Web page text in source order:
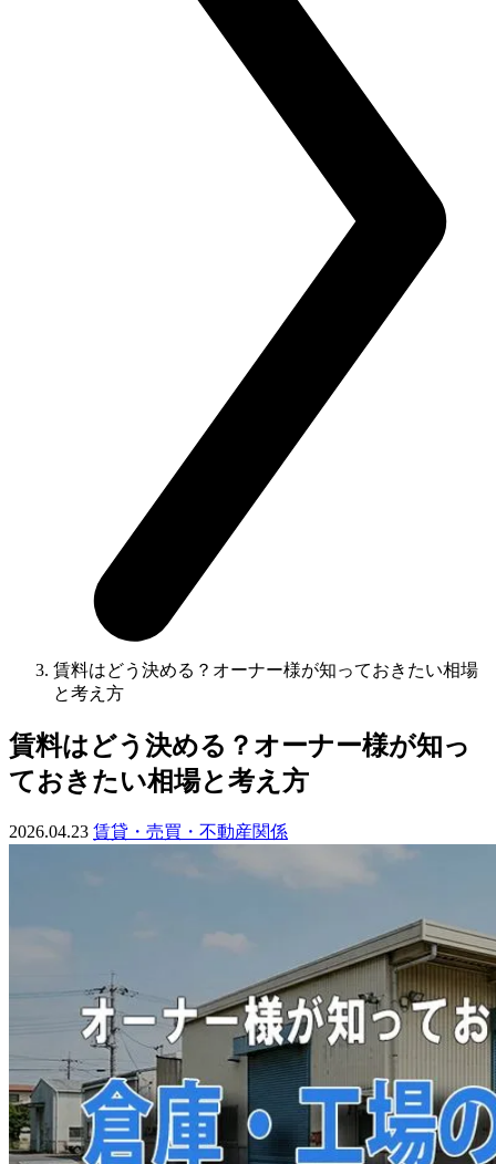
賃料はどう決める？オーナー様が知っておきたい相場
と考え方
賃料はどう決める？オーナー様が知っ
ておきたい相場と考え方
2026.04.23 賃貸・売買・不動産関係